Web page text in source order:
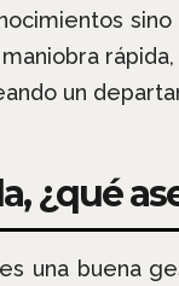
sino
un
¿qué
una buena